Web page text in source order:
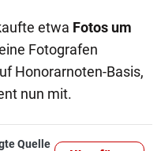
etwa Fotos um
Fotografen
Honorarnoten-Basis,
nun mit.
Quelle